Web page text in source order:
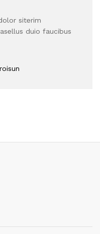
siterim
duio faucibus